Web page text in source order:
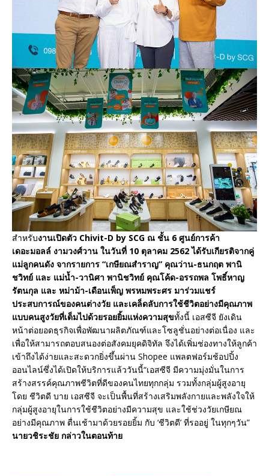
สำหรับงานเปิดตัว Chivit-D by SCG ณ ชั้น 6 ศูนย์การค้า
เดอะมอลล์ งามวงศ์วาน ในวันที่ 10 ตุลาคม 2562 ได้รับเกียรติจากคู่
แม่ลูกคนดัง จากรายการ “เกษียณสำราญ” คุณว่าน-ธนกฤต พานิ
ชวิทย์ และ แม่น้ำ-วานิศา พานิชวิทย์ คุณโค้ด-อรรถพล โพธิ์หาญ
รัตนกุล และ หม่าม้า-เดือนเพ็ญ พรหมพระศร มาร่วมแชร์
ประสบการณ์ของคนต่างวัย และเคล็ดลับการใช้ชีวิตอย่างมีคุณภาพ
แบบคนสูงวัยที่เต็มไปด้วยรอยยิ้มแห่งความสุขทั้งนี้ เอสซีจี ยังเดิน
หน้าต่อยอดธุรกิจเพื่อพัฒนาผลิตภัณฑ์และโซลูชั่นอย่างต่อเนื่อง และ
เพื่อให้สามารถตอบสนองต่อสังคมยุคดิจิทัล จึงได้เพิ่มช่องทางให้ลูกค้า
เข้าถึงได้ง่ายและสะดวกยิ่งขึ้นผ่าน Shopee แพลตฟอร์มช้อปปิ้ง
ออนไลน์ซึ่งได้เปิดให้บริการแล้ววันนี้“เอสซีจี มีความมุ่งมั่นในการ
สร้างสรรค์คุณภาพชีวิตที่ดีของคนไทยทุกกลุ่ม รวมทั้งกลุ่มผู้สูงอายุ
โดย ชีวิตดี บาย เอสซีจี จะเป็นพื้นที่สร้างเสริมพลังกายและพลังใจให้
กลุ่มผู้สูงอายุในการใช้ชีวิตอย่างมีความสุข และใช้ช่วงวัยเกษียณ
อย่างมีคุณภาพ ตื่นเช้ามาด้วยรอยยิ้ม กับ ‘ชีวิตดี’ ที่รออยู่ ในทุกๆวัน”
นายวชิระชัย กล่าวในตอนท้าย